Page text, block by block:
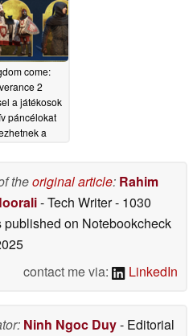
come:
2
a játékosok
páncélokat
a
theoriginal article: Rahim
- Tech Writer- 1030
published on Notebookcheck
contact me via:
LinkedIn
Ninh Ngoc Duy- Editorial